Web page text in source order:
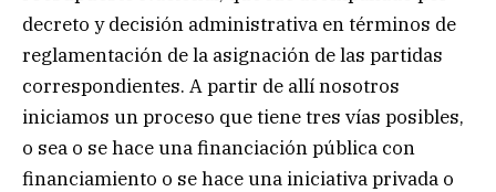
decreto y decisión administrativa en términos de
reglamentación de la asignación de las partidas
correspondientes. A partir de allí nosotros
iniciamos un proceso que tiene tres vías posibles,
o sea o se hace una financiación pública con
financiamiento o se hace una iniciativa privada o